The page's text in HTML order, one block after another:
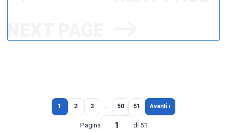
1 2 3 … 50 51 Avanti ›
Pagina di 51